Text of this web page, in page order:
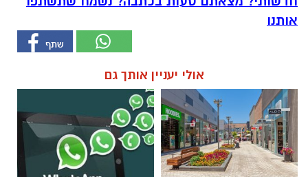
אותנו
אולי יעניין אותך גם